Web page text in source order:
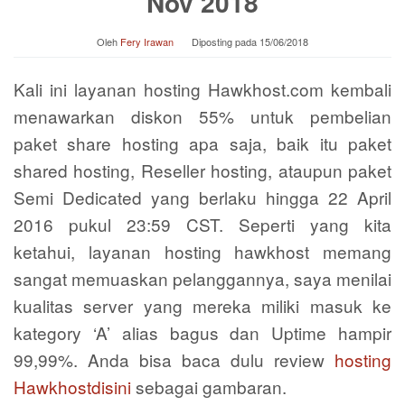
Oleh Fery Irawan Diposting pada 15/06/2018
Kali ini layanan hosting Hawkhost.com kembali
menawarkan diskon 55% untuk pembelian
paket share hosting apa saja, baik itu paket
shared hosting, Reseller hosting, ataupun paket
Semi Dedicated yang berlaku hingga 22 April
2016 pukul 23:59 CST. Seperti yang kita
ketahui, layanan hosting hawkhost memang
sangat memuaskan pelanggannya, saya menilai
kualitas server yang mereka miliki masuk ke
kategory ‘A’ alias bagus dan Uptime hampir
99,99%. Anda bisa baca dulu review hosting
Hawkhostdisinisebagai gambaran.